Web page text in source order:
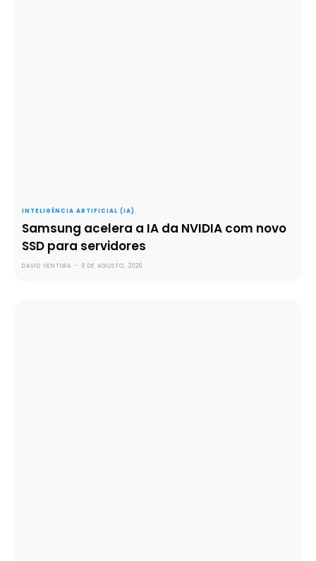
INTELIGÊNCIA ARTIFICIAL (IA)
Samsung acelera a IA da NVIDIA com novo
SSD para servidores
DAVID VENTURA - 8 DE AGOSTO, 2026